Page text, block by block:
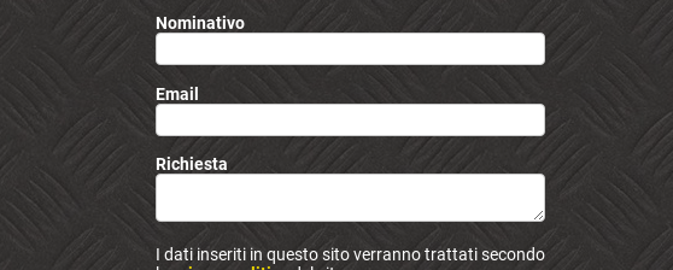
Nominativo
Email
Richiesta
I dati inseriti in questo sito verranno trattati secondo